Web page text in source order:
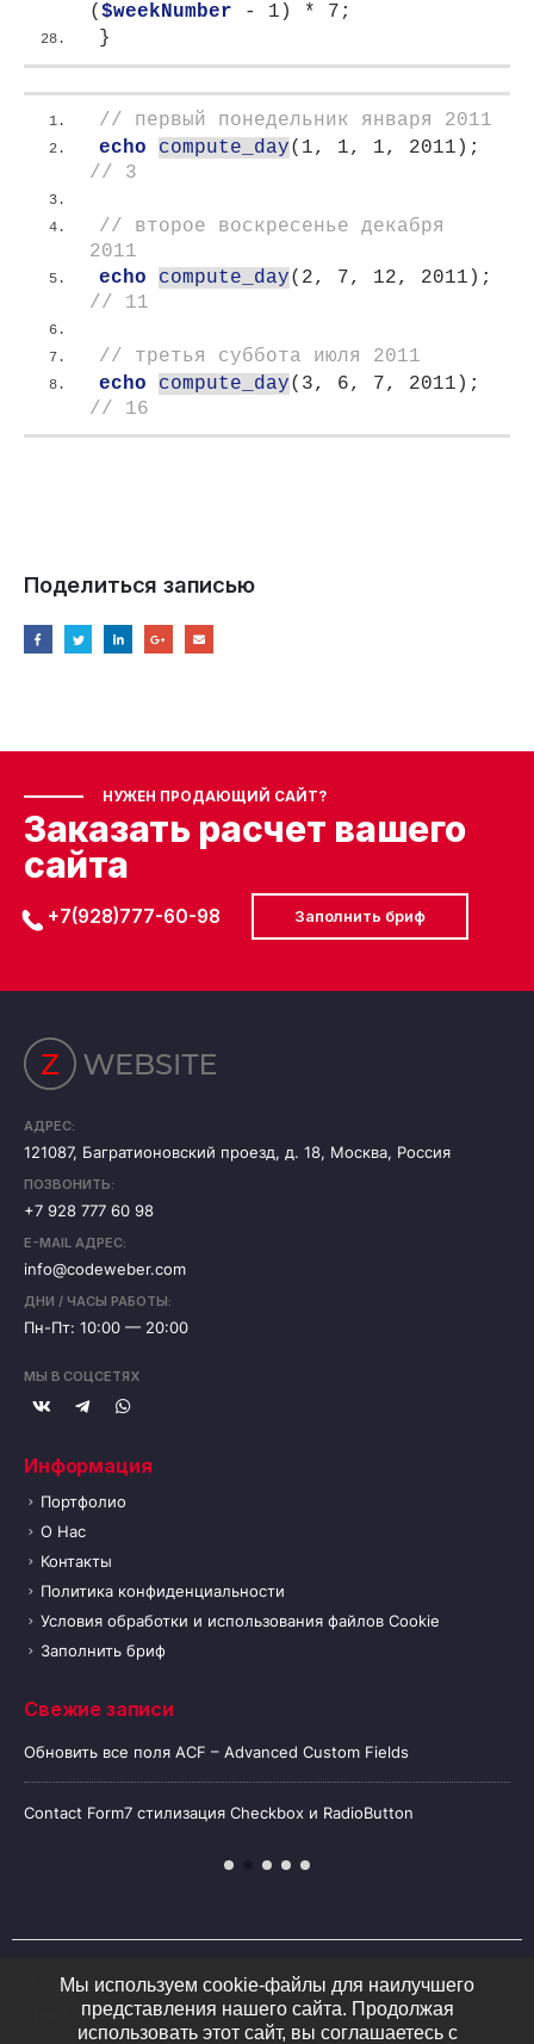
( $weekNumber - 1 )
* 7;
}
// первый понедельник января 2011
echo
compute_day( 1, 1, 1, 2011 ) ;
// 3
// второе воскресенье декабря
2011
echo
compute_day( 2, 7, 12, 2011 ) ;
// 11
// третья суббота июля 2011
echo
compute_day( 3, 6, 7, 2011 ) ;
// 16
Поделиться записью
НУЖЕН ПРОДАЮЩИЙ САЙТ?
Заказать расчет вашего
сайта
+7(928)777-60-98 Заполнить бриф
АДРЕС:
121087, Багратионовский проезд, д. 18, Москва, Россия
ПОЗВОНИТЬ:
+7 928 777 60 98
E-MAIL АДРЕС:
info@codeweber.com
ДНИ / ЧАСЫ РАБОТЫ:
Пн-Пт: 10:00 — 20:00
МЫ В СОЦСЕТЯХ
Информация
Портфолио
О Нас
Контакты
Политика конфиденциальности
Условия обработки и использования файлов Cookie
Заполнить бриф
Свежие записи
Обновить все поля ACF – Advanced Custom Fields
Contact Form7 стилизация Checkbox и RadioButton
© Разработка и SEO продвижениеz-website.ru.2020. Все
права защищены
Мы используем cookie-файлы для наилучшего
представления нашего сайта. Продолжая
использовать этот сайт, вы соглашаетесь с